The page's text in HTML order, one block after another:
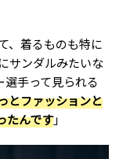
、着るものも特に
サンダルみたいな
手って見られる
とファッションと
たんです」